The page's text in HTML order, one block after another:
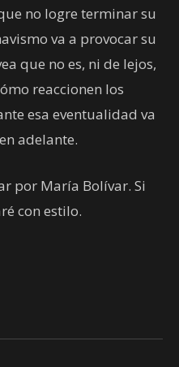
no logre terminar su
va a provocar su
que no es, ni de lejos,
reaccionen los
esa eventualidad va
adelante.
por María Bolívar. Si
con estilo.